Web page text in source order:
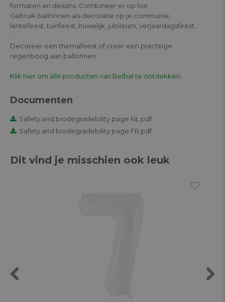
formaten en dessins. Combineer er op los!
Gebruik ballonnen als decoratie op je communie,
lentefeest, tuinfeest, huwelijk, jubileum, verjaardagsfeest,
Decoreer een themafeest of creër een prachtige
regenboog aan ballonnen.
Klik hier om alle producten van Belbal te ontdekken.
Documenten
Safety and biodegradebility page NL.pdf
Safety and biodegradebility page FR.pdf
Dit vind je misschien ook leuk